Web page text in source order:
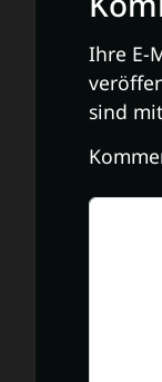
Ihre E-
sind mit